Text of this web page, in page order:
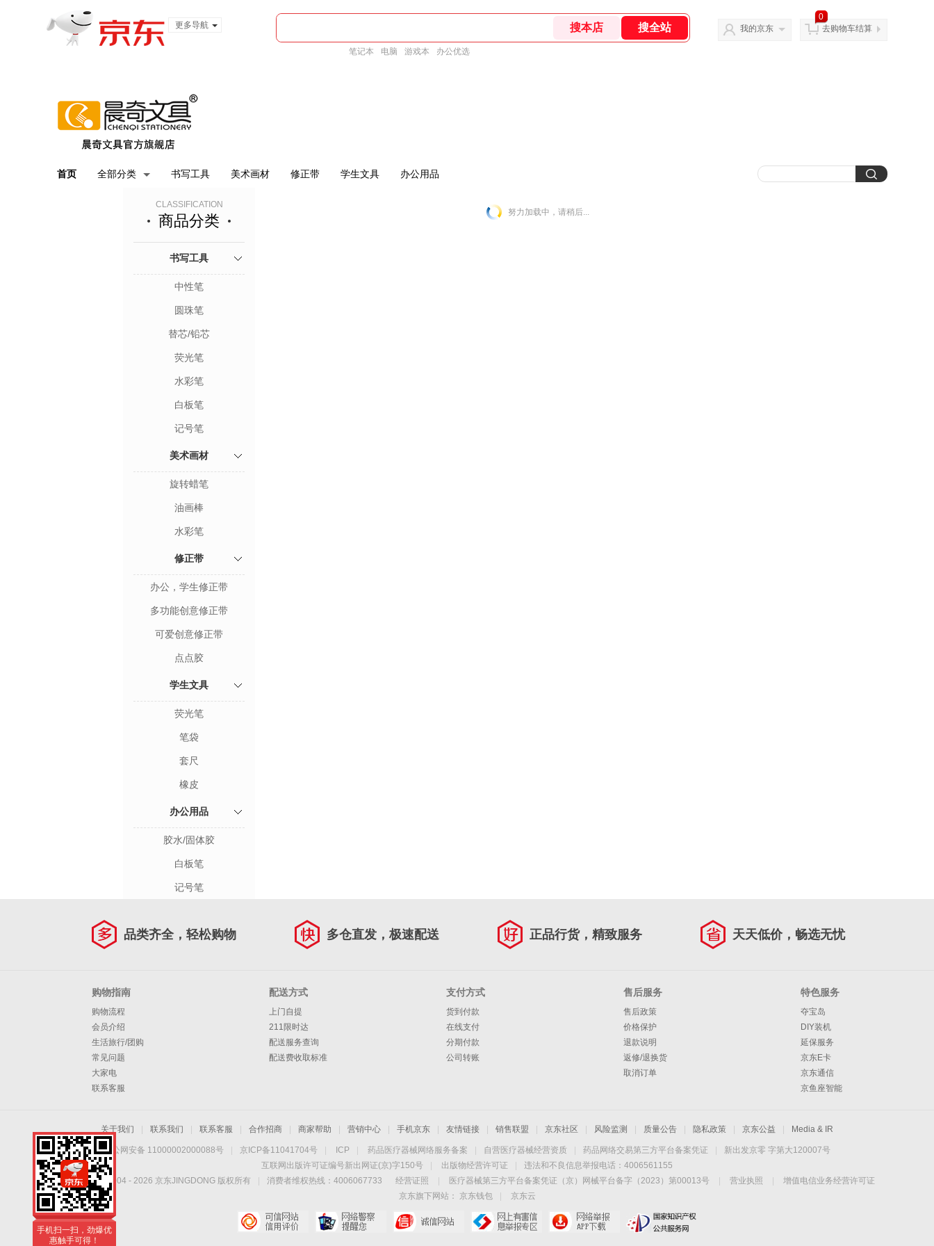
更多导航
笔记本 电脑 游戏本 办公优选
我的京东
0
去购物车结算
首页 全部分类 书写工具 美术画材 修正带 学生文具 办公用品
CLASSIFICATION
商品分类
书写工具
中性笔
圆珠笔
替芯/铅芯
荧光笔
水彩笔
白板笔
记号笔
美术画材
旋转蜡笔
油画棒
水彩笔
修正带
办公，学生修正带
多功能创意修正带
可爱创意修正带
点点胶
学生文具
荧光笔
笔袋
套尺
橡皮
办公用品
胶水/固体胶
白板笔
记号笔
努力加载中，请稍后...
品类齐全，轻松购物 多仓直发，极速配送 正品行货，精致服务 天天低价，畅选无忧
购物指南
购物流程
会员介绍
生活旅行/团购
常见问题
大家电
联系客服
配送方式
上门自提
211限时达
配送服务查询
配送费收取标准
支付方式
货到付款
在线支付
分期付款
公司转账
售后服务
售后政策
价格保护
退款说明
返修/退换货
取消订单
特色服务
夺宝岛
DIY装机
延保服务
京东E卡
京东通信
京鱼座智能
关于我们 联系我们 联系客服 合作招商 商家帮助 营销中心 手机京东 友情链接 销售联盟 京东社区 风险监测 质量公告 隐私政策 京东公益 Media & IR
京公网安备 11000002000088号 京ICP备11041704号 ICP 药品医疗器械网络服务备案 自营医疗器械经营资质 药品网络交易第三方平台备案凭证
新出发京零 字第大120007号
互联网出版许可证编号新出网证(京)字150号
出版物经营许可证
违法和不良信息举报电话：4006561155
Copyright © 2004 - 2026 京东JINGDONG 版权所有 消费者维权热线：4006067733 经营证照 医疗器械第三方平台备案凭证（京）网械平台备字（2023）第00013号 营业执照
增值电信业务经营许可证
京东旗下网站：
京东钱包
京东云
手机扫一扫，劲爆优
惠触手可得！
手机扫一扫，劲爆优